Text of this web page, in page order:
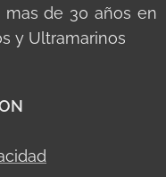
mas de 30 años en
y Ultramarinos